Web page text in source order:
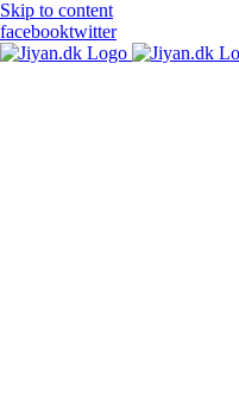
Skip to content
facebooktwitter